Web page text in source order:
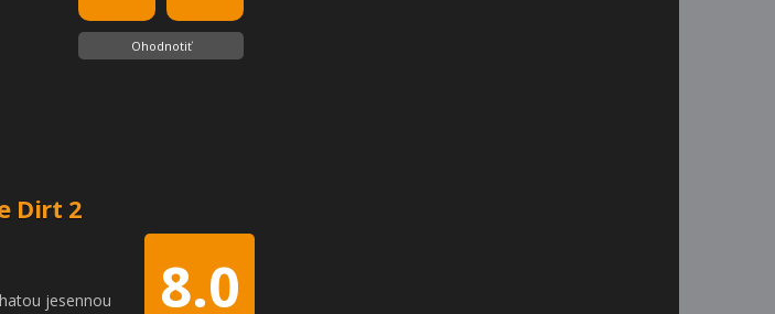
Ohodnotiť
Dirt 2
8.0
jesennou